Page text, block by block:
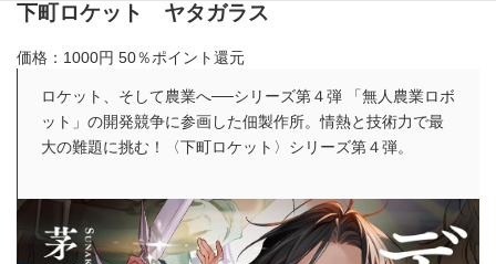
下町ロケット ヤタガラス
価格：1000円 50％ポイント還元
ロケット、そして農業へ──シリーズ第４弾 「無人農業ロボ
ット」の開発競争に参画した佃製作所。情熱と技術力で最
大の難題に挑む！〈下町ロケット〉シリーズ第４弾。